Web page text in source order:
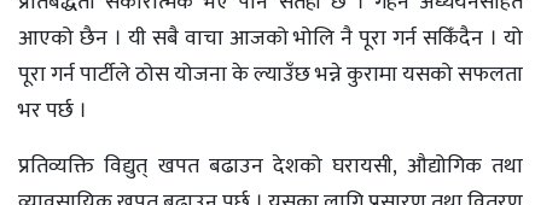
आएको छैन । यी सबै वाचा आजको भोलि नै पूरा गर्न सकिँदैन । यो
पूरा गर्न पार्टीले ठोस योजना के ल्याउँछ भन्ने कुरामा यसको सफलता
भर पर्छ ।
प्रतिव्यक्ति विद्युत् खपत बढाउन देशको घरायसी, औद्योगिक तथा